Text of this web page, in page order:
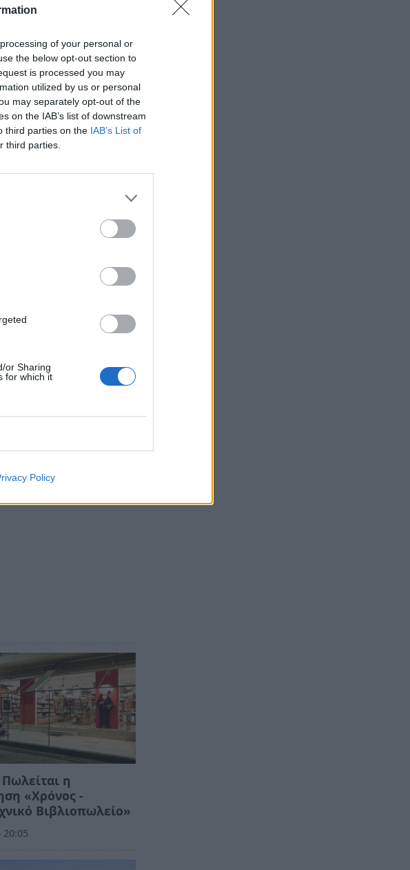
of your personal or
the below opt-out section to
is processed you may
utilized by us or personal
may separately opt-out of the
on the IAB’s list of downstream
third parties on the IAB’s List of
third parties.
or Sharing
for which it
Policy
η
«Χρόνος -
Βιβλιοπωλείο»
20:05